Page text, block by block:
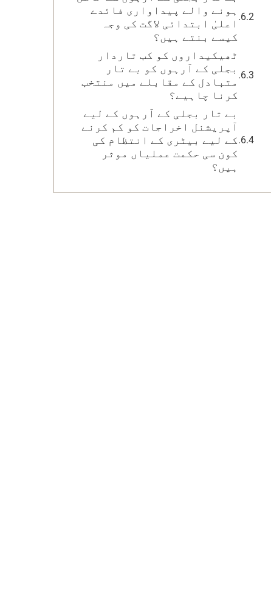
ہونے والے پیداواری فائدے
اعلیٰ ابتدائی لاگت کی وجہ
کیسے بنتے ہیں؟
ٹھیکیداروں کو کب تاردار
بجلی کے آرہوں کو بے تار
متبادل کے مقابلے میں منتخب
کرنا چاہیے؟
بے تار بجلی کے آرہوں کے لیے
آپریشنل اخراجات کو کم کرنے
کے لیے بیٹری کے انتظام کی
کون سی حکمت عملیاں موثر
ہیں؟